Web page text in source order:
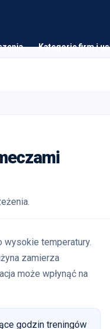
Kategorie firm i
temperatury.
zamierza
może wpłynąć na
godzin treningów